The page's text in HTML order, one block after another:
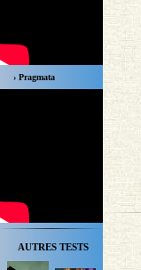
› Pragmata
AUTRES TESTS